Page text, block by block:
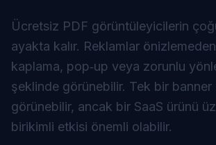
Ücretsiz PDF görüntüleyicilerin
ayakta kalır. Reklamlar
kaplama, pop‑up veya zorunlu
şeklinde görünebilir. Tek bir banner
görünebilir, ancak bir SaaS ürünü
birikimli etkisi önemli olabilir.